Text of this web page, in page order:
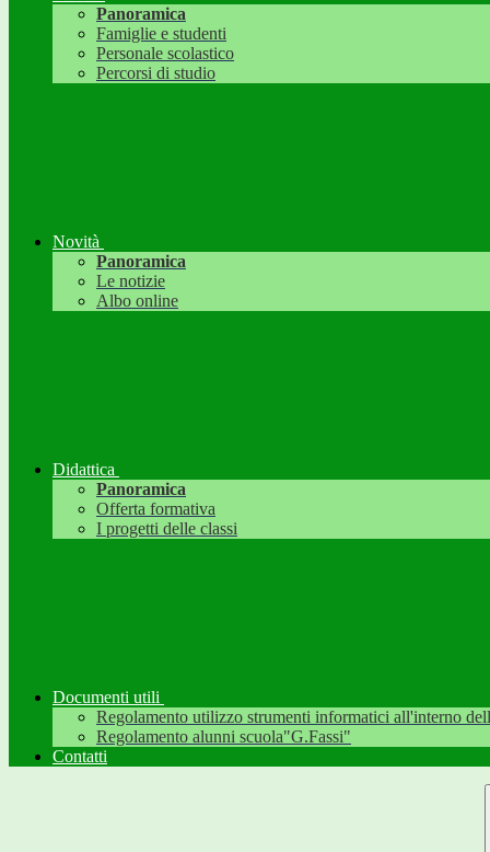
Panoramica
Famiglie e studenti
Personale scolastico
Percorsi di studio
Novità
Panoramica
Le notizie
Albo online
Didattica
Panoramica
Offerta formativa
I progetti delle classi
Documenti utili
Regolamento utilizzo strumenti informatici all'interno
Regolamento alunni scuola"G.Fassi"
Contatti